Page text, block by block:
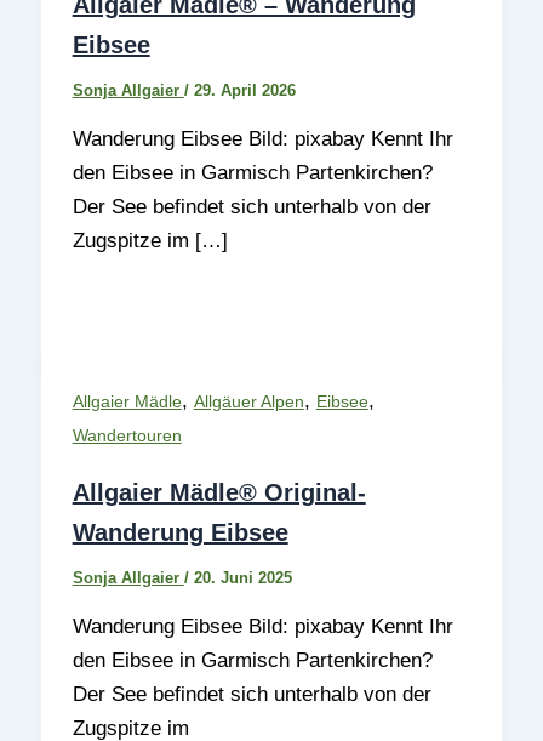
Eibsee
Sonja Allgaier / 29. April 2026
Wanderung Eibsee Bild: pixabay Kennt Ihr
den Eibsee in Garmisch Partenkirchen?
Der See befindet sich unterhalb von der
Zugspitze im […]
Allgaier Mädle, Allgäuer Alpen, Eibsee,
Wandertouren
Allgaier Mädle® Original-
Wanderung Eibsee
Sonja Allgaier / 20. Juni 2025
Wanderung Eibsee Bild: pixabay Kennt Ihr
den Eibsee in Garmisch Partenkirchen?
Der See befindet sich unterhalb von der
Zugspitze im